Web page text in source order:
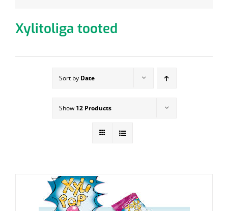
Xylitoliga tooted
Sort by Date
Show 12 Products